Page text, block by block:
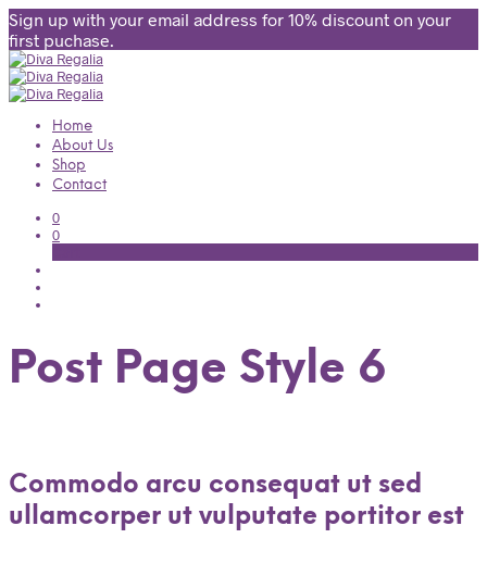
Sign up with your email address for 10% discount on your
first puchase.
Home
About Us
Shop
Contact
0
0
Post Page Style 6
Commodo arcu consequat ut sed
ullamcorper ut vulputate portitor est